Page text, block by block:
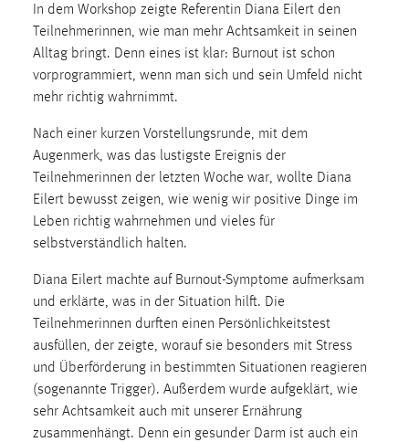
In dem Workshop zeigte Referentin Diana Eilert den
Teilnehmerinnen, wie man mehr Achtsamkeit in seinen
Alltag bringt. Denn eines ist klar: Burnout ist schon
vorprogrammiert, wenn man sich und sein Umfeld nicht
mehr richtig wahrnimmt.
Nach einer kurzen Vorstellungsrunde, mit dem
Augenmerk, was das lustigste Ereignis der
Teilnehmerinnen der letzten Woche war, wollte Diana
Eilert bewusst zeigen, wie wenig wir positive Dinge im
Leben richtig wahrnehmen und vieles für
selbstverständlich halten.
Diana Eilert machte auf Burnout-Symptome aufmerksam
und erklärte, was in der Situation hilft. Die
Teilnehmerinnen durften einen Persönlichkeitstest
ausfüllen, der zeigte, worauf sie besonders mit Stress
und Überförderung in bestimmten Situationen reagieren
(sogenannte Trigger). Außerdem wurde aufgeklärt, wie
sehr Achtsamkeit auch mit unserer Ernährung
zusammenhängt. Denn ein gesunder Darm ist auch ein
1 Jahr
Performance
Name:
staticfilecache
Zweck:
Für performante Seitenauslieferung wird in diesem Cookie
gespeichert, ob man eingeloggt ist.
Sprachpräferenz
Name:
site-language-preference
Zweck:
Das Cookie speichert die gewählte Sprache der Website.
Cookie Laufzeit:
30 Tage